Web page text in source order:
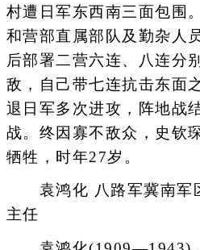
村遭日军东西南三面包围
和营部直属部队及勤杂人
后部署二营六连、八连分
敌，自己带七连抗击东面
退日军多次进攻，阵地战
战。终因寡不敌众，史钦
牺牲，时年27岁。
袁鸿化 八路军冀南军
主任